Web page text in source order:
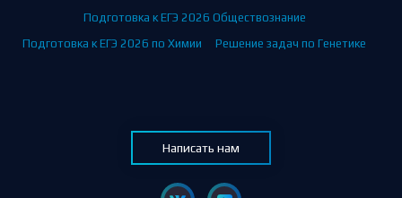
Подготовка к ЕГЭ 2026 Обществознание
Подготовка к ЕГЭ 2026 по Химии
Решение задач по Генетике
Написать нам